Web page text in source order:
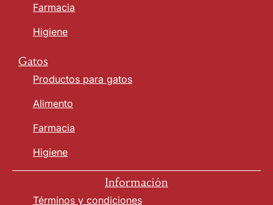
Farmacia
Higiene
Gatos
Productos para gatos
Alimento
Farmacia
Higiene
Información
Términos y condiciones